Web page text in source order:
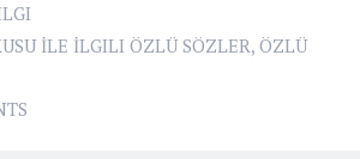
İLE İLGILI ÖZLÜ SÖZLER, ÖZLÜ